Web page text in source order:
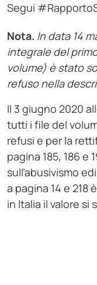
Segui
Nota. In data 14
integrale del
volume) è stato
refuso nella
Il 3 giugno 2020
tutti i file del
refusi e per la
pagina 185, 186
sull’abusivismo
a pagina 14 e 218
in Italia il valore si